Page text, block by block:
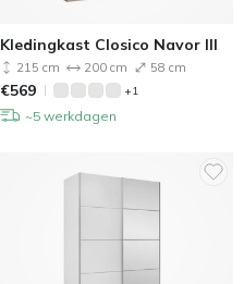
Kledingkast Closico Navor III
215 cm 200 cm 58 cm
€569 +1
~5 werkdagen